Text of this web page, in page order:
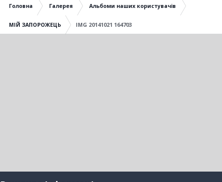
Головна Галерея Альбоми наших користувачів
МІЙ ЗАПОРОЖЕЦЬ IMG 20141021 164703